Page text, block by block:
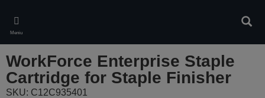
main
content
Meniu
WorkForce Enterprise Staple
Cartridge for Staple Finisher
SKU: C12C935401